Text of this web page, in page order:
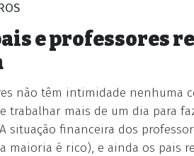
e professores
não têm intimidade
trabalhar mais de um dia para
situação financeira dos
maioria é rico), e ainda os pais